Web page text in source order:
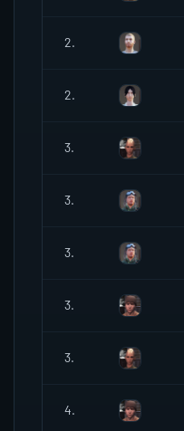
2.
2.
3.
3.
3.
3.
3.
4.